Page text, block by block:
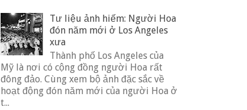
Tư liệu ảnh hiếm: Người Hoa
đón năm mới ở Los Angeles
xưa
Thành phố Los Angeles của
Mỹ là nơi có cộng đồng người Hoa rất
đông đảo. Cùng xem bộ ảnh đặc sắc về
hoạt động đón năm mới của người Hoa ở
t...